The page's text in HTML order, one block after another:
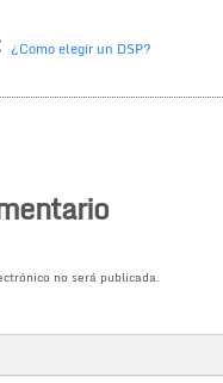
¿Como elegir un DSP?
no será publicada.